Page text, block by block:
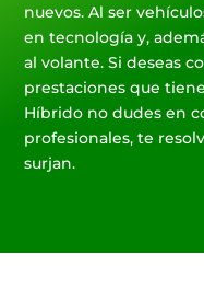
nuevos. Al ser
en tecnología y,
al volante. Si deseas
prestaciones que
Híbrido no dudes en
profesionales, te
surjan.